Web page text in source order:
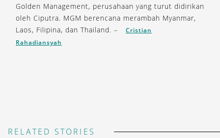
Golden Management, perusahaan yang turut didirikan
oleh Ciputra. MGM berencana merambah Myanmar,
Laos, Filipina, dan Thailand. –
Cristian
Rahadiansyah
RELATED STORIES